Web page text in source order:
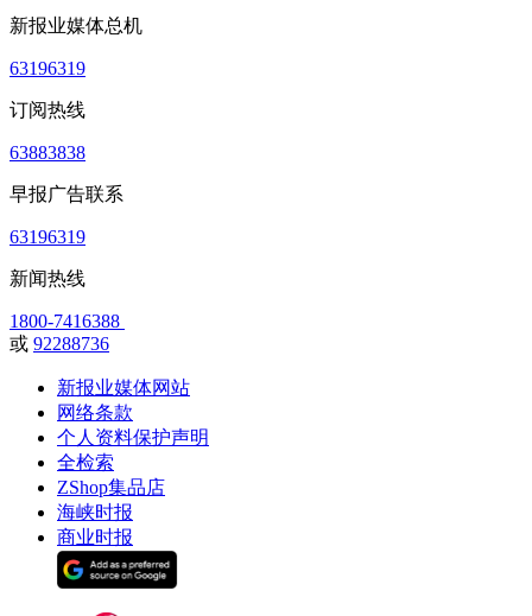
新报业媒体总机
63196319
订阅热线
63883838
早报广告联系
63196319
新闻热线
1800-7416388
或 92288736
新报业媒体网站
网络条款
个人资料保护声明
全检索
ZShop集品店
海峡时报
商业时报